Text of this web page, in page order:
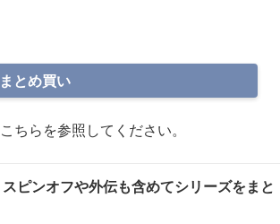
とめ買い
ちらを参照してください。
ピンオフや外伝も含めてシリーズをまと